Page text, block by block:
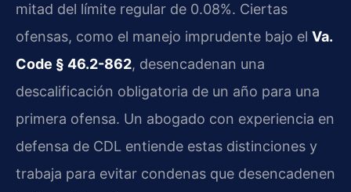
mitad del límite regular de 0.08%. Ciertas
ofensas, como el manejo imprudente bajo el Va.
Code § 46.2-862, desencadenan una
descalificación obligatoria de un año para una
primera ofensa. Un abogado con experiencia en
defensa de CDL entiende estas distinciones y
trabaja para evitar condenas que desencadenen